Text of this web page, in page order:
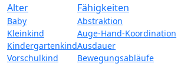
Alter
Baby
Kleinkind
Kindergartenkind
Vorschulkind
Fähigkeiten
Abstraktion
Auge-Hand-Koordination
Ausdauer
Bewegungsabläufe